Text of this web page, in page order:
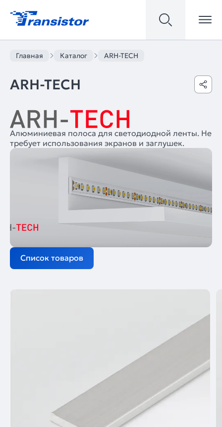
Главная Каталог ARH-TECH
ARH-TECH
Алюминиевая полоса для светодиодной ленты. Не
требует использования экранов и заглушек.
Список товаров